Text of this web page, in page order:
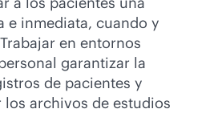
e inmediata, cuando y
en entornos
garantizar la
de pacientes y
archivos de estudios